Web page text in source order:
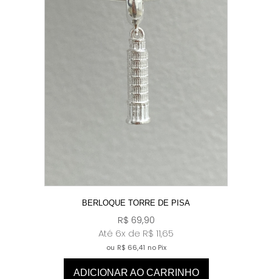
BERLOQUE TORRE DE PISA
R$ 69,90
Até 6x de R$ 11,65
ou R$ 66,41 no Pix
ADICIONAR AO CARRINHO